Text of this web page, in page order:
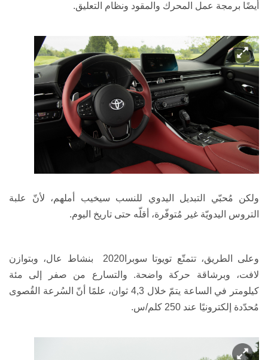
أيضًا برمجة عمل المحرك والمقود ونظام التعليق.
ولكن مُحبّي التبديل اليدوي للنسب سيخيب أملهم، لأنّ علبة
التروس اليدويّة غير مُتوفّرة، أقلّه حتى تاريخ اليوم.
وعلى الطريق، تتمتّع تويوتا سوبرا 2020
بنشاط عال، وبتوازن
لافت، وبرشاقة حركة واضحة. والتسارع من صفر إلى مئة
كيلومتر في الساعة يتمّ خلال 4,3 ثوان، علمًا أنّ السُرعة القُصوى
مُحدّدة إلكترونيًا عند 250 كلم/س.